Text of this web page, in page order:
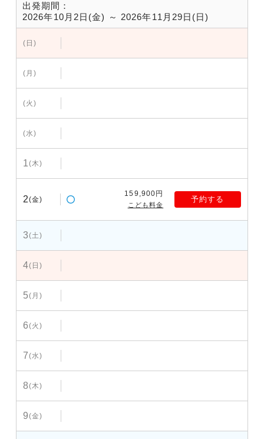
出発期間：
2026年10月2日(金) ～ 2026年11月29日(日)
(日)
(月)
(火)
(水)
1(木)
2(金)
159,900円
こども料金
予約する
3(土)
4(日)
5(月)
6(火)
7(水)
8(木)
9(金)